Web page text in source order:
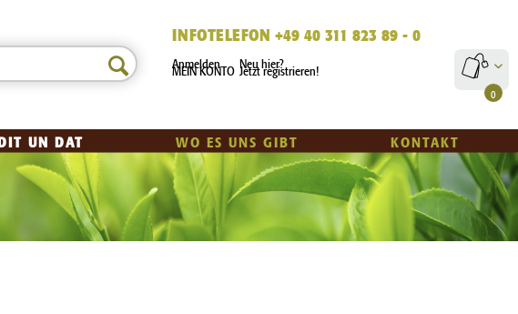
INFOTELEFON +49 40 311 823 89 - 0
Anmelden
MEIN KONTO
Neu hier?
Jetzt registrieren!
0
DIT UN DAT WO ES UNS GIBT KONTAKT